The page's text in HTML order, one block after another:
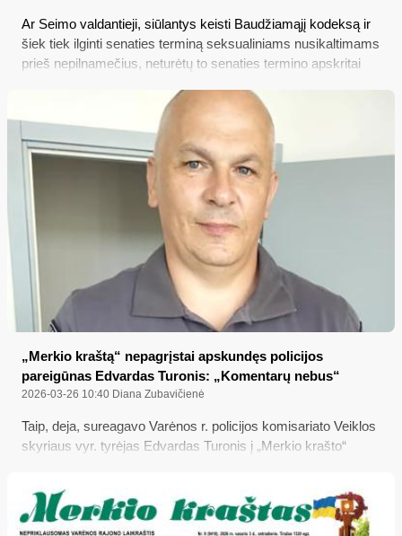
Ar Seimo valdantieji, siūlantys keisti Baudžiamąjį kodeksą ir
šiek tiek ilginti senaties terminą seksualiniams nusikaltimams
prieš nepilnamečius, neturėtų to senaties termino apskritai
prievartavę vaikus, nebegalėtų išsisukti nuo baudžiamosios
atsakomybės? Tokį klausimą „Merkio kraštas“ uždavė Seimo
valdančiosios daugumos atstovui, socialdemokratui Martynui
Katelynui...
„Merkio kraštą“ nepagrįstai apskundęs policijos
pareigūnas Edvardas Turonis: „Komentarų nebus“
2026-03-26 10:40 Diana Zubavičienė
Taip, deja, sureagavo Varėnos r. policijos komisariato Veiklos
skyriaus vyr. tyrėjas Edvardas Turonis į „Merkio krašto“
klausimų, susijusių su jo akivaizdžiai iš piršto laužtu skundu
prieš UAB „Merkio kraštas“ Žurnalistų etikos inspektoriaus
tarnybai, nes labai panašu, kad tokį skundą pareigūnas galėjo